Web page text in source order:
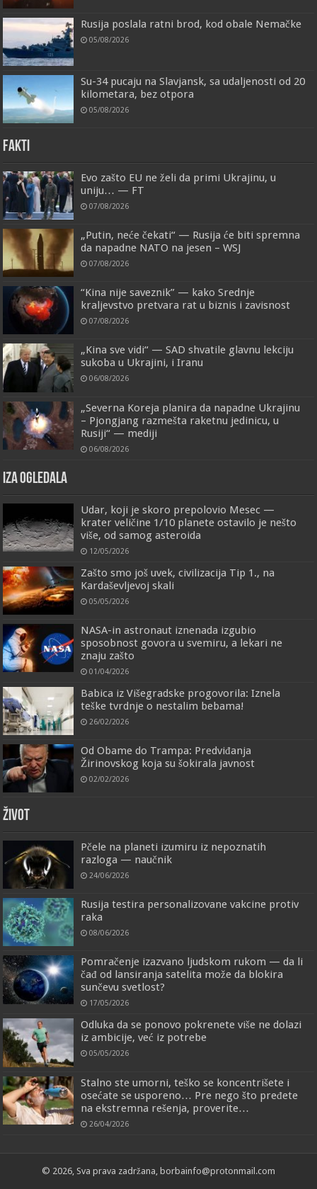
Rusija poslala ratni brod, kod obale Nemačke
05/08/2026
Su-34 pucaju na Slavjansk, sa udaljenosti od 20
kilometara, bez otpora
05/08/2026
FAKTI
Evo zašto EU ne želi da primi Ukrajinu, u
uniju… — FT
07/08/2026
„Putin, neće čekati“ — Rusija će biti spremna
da napadne NATO na jesen – WSJ
07/08/2026
“Kina nije saveznik” — kako Srednje
kraljevstvo pretvara rat u biznis i zavisnost
07/08/2026
„Kina sve vidi“ — SAD shvatile glavnu lekciju
sukoba u Ukrajini, i Iranu
06/08/2026
„Severna Koreja planira da napadne Ukrajinu
– Pjongjang razmešta raketnu jedinicu, u
Rusiji“ — mediji
06/08/2026
IZA OGLEDALA
Udar, koji je skoro prepolovio Mesec —
krater veličine 1/10 planete ostavilo je nešto
više, od samog asteroida
12/05/2026
Zašto smo još uvek, civilizacija Tip 1., na
Kardaševljevoj skali
05/05/2026
NASA-in astronaut iznenada izgubio
sposobnost govora u svemiru, a lekari ne
znaju zašto
01/04/2026
Babica iz Višegradske progovorila: Iznela
teške tvrdnje o nestalim bebama!
26/02/2026
Od Obame do Trampa: Predviđanja
Žirinovskog koja su šokirala javnost
02/02/2026
ŽIVOT
Pčele na planeti izumiru iz nepoznatih
razloga — naučnik
24/06/2026
Rusija testira personalizovane vakcine protiv
raka
08/06/2026
Pomračenje izazvano ljudskom rukom — da li
čađ od lansiranja satelita može da blokira
sunčevu svetlost?
17/05/2026
Odluka da se ponovo pokrenete više ne dolazi
iz ambicije, već iz potrebe
05/05/2026
Stalno ste umorni, teško se koncentrišete i
osećate se usporeno… Pre nego što pređete
na ekstremna rešenja, proverite…
26/04/2026
© 2026, Sva prava zadržana, borbainfo@protonmail.com